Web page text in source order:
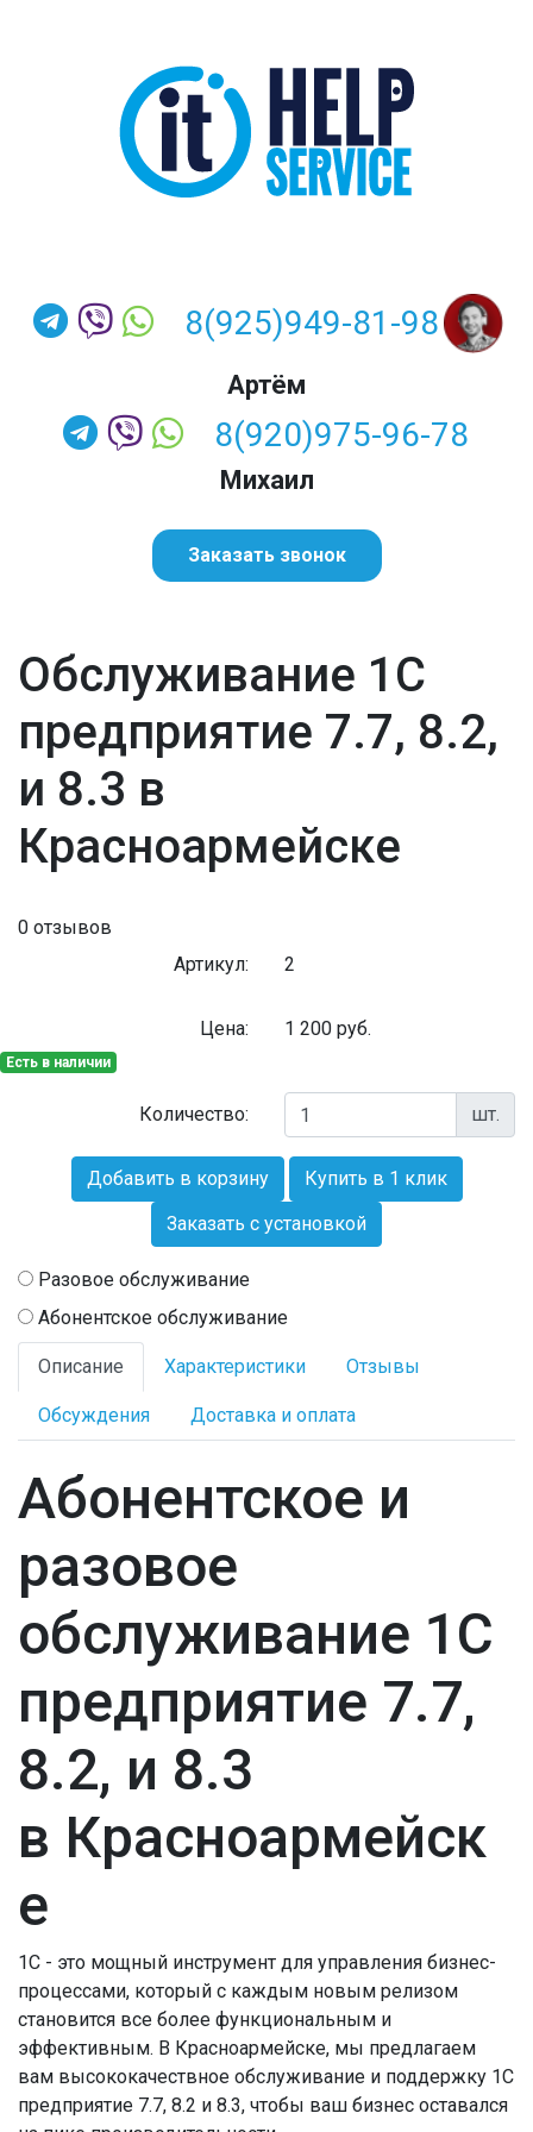
8(925)949-81-98
Артём
8(920)975-96-78
Михаил
Заказать звонок
Обслуживание 1С
предприятие 7.7, 8.2,
и 8.3 в
Красноармейске
0 отзывов
Артикул:
2
Цена: 1 200 руб.
Есть в наличии
Количество: шт.
Добавить в корзину
Купить в 1 клик
Заказать с установкой
Разовое обслуживание
Абонентское обслуживание
Описание Характеристики Отзывы
Обсуждения Доставка и оплата
Абонентское и
разовое
обслуживание 1С
предприятие 7.7,
8.2, и 8.3
в Красноармейск
е
1С - это мощный инструмент для управления бизнес-
процессами, который с каждым новым релизом
становится все более функциональным и
эффективным. В Красноармейске, мы предлагаем
вам высококачествное обслуживание и поддержку 1С
предприятие 7.7, 8.2 и 8.3, чтобы ваш бизнес оставался